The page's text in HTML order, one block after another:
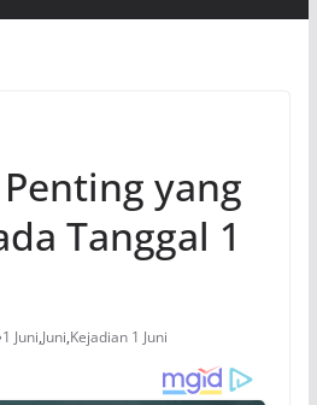
yang
Tanggal 1
1 Juni,Juni,Kejadian 1 Juni